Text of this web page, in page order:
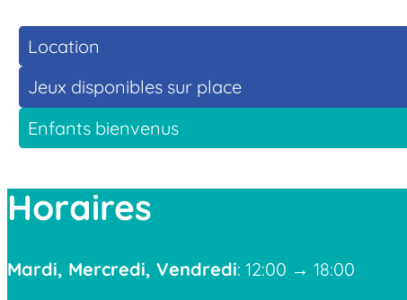
Location
Jeux disponibles sur place
Enfants bienvenus
Horaires
Mardi, Mercredi, Vendredi: 12:00 → 18:00